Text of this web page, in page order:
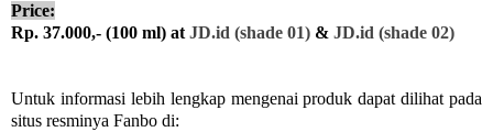
Price:
Rp. 37.000,- (100 ml) at JD.id (shade 01) & JD.id (shade 02)
Untuk informasi lebih lengkap mengenai produk dapat dilihat pada
situs resminya Fanbo di: